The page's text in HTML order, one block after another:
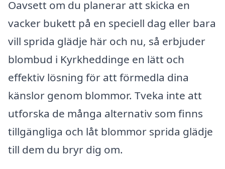
Oavsett om du planerar att skicka en
vacker bukett på en speciell dag eller bara
vill sprida glädje här och nu, så erbjuder
blombud i Kyrkheddinge en lätt och
effektiv lösning för att förmedla dina
känslor genom blommor. Tveka inte att
utforska de många alternativ som finns
tillgängliga och låt blommor sprida glädje
till dem du bryr dig om.